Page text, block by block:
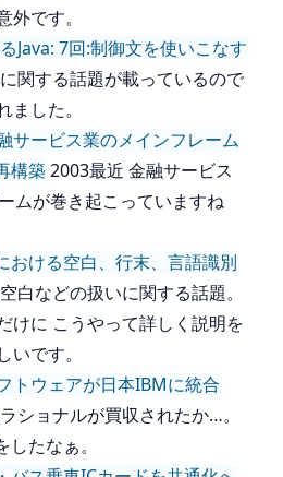
外です。
Java: 7回:制御文を使いこなす
関する話題が載っているので
した。
サービス業のメインフレーム
構築2003最近 金融サービス
ムが巻き起こっていますね
おける空白、行末、言語識別
白などの扱いに関する話題。
けに こうやって詳しく説明を
です。
トウェアが日本IBMに統合
ショナルが買収されたか…。
たなぁ。